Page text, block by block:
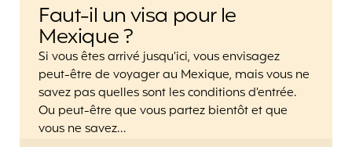
Faut-il un visa pour le
Mexique ?
Si vous êtes arrivé jusqu’ici, vous envisagez
peut-être de voyager au Mexique, mais vous ne
savez pas quelles sont les conditions d’entrée.
Ou peut-être que vous partez bientôt et que
vous ne savez…